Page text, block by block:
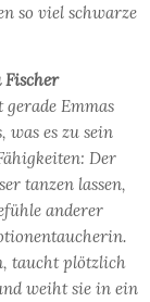
so viel schwarze
Fischer
Emmas
was es zu sein
Der
tanzen lassen,
anderer
taucht plötzlich
weiht sie in ein